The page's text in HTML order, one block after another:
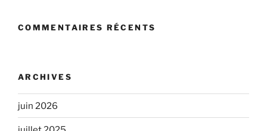
COMMENTAIRES RÉCENTS
ARCHIVES
juin 2026